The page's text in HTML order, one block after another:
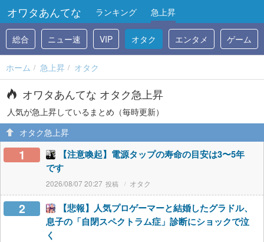
オワタあんてな ランキング 急上昇
総合 ニュー速 VIP オタク エンタメ ゲーム
ホーム 急上昇 オタク
オワタあんてな オタク急上昇
人気が急上昇しているまとめ（毎時更新）
オタク急上昇
1
【注意喚起】電源タップの寿命の目安は3〜5年
です
2026/08/07 20:27 オタク
2
【悲報】人気プロゲーマーと結婚したグラドル、
息子の「自閉スペクトラム症」診断にショックで泣
く